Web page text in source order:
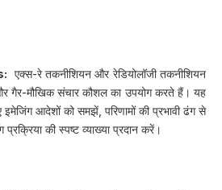
एक्स-रे तकनीशियन और रेडियोलॉजी तकनीशियन
गैर-मौखिक संचार कौशल का उपयोग करते हैं। यह
इमेजिंग आदेशों को समझें, परिणामों की प्रभावी ढंग से
प्रक्रिया की स्पष्ट व्याख्या प्रदान करें।